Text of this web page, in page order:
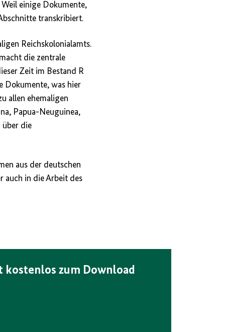
einige Dokumente,
transkribiert.
Reichskolonialamts.
die zentrale
Zeit im Bestand R
Dokumente, was hier
allen ehemaligen
Papua-Neuguinea,
über die
aus der deutschen
auch in die Arbeit des
kostenlos zum Download